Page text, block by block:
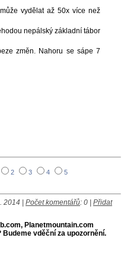
vydělat až 50x více než
nepálský základní tábor
změn. Nahoru se sápe 7
2 3 4 5
2014 | Počet komentářů: 0 | Přidat
Planetmountain.com
vděční za upozornění.